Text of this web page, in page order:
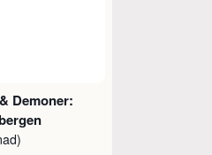
Demoner: